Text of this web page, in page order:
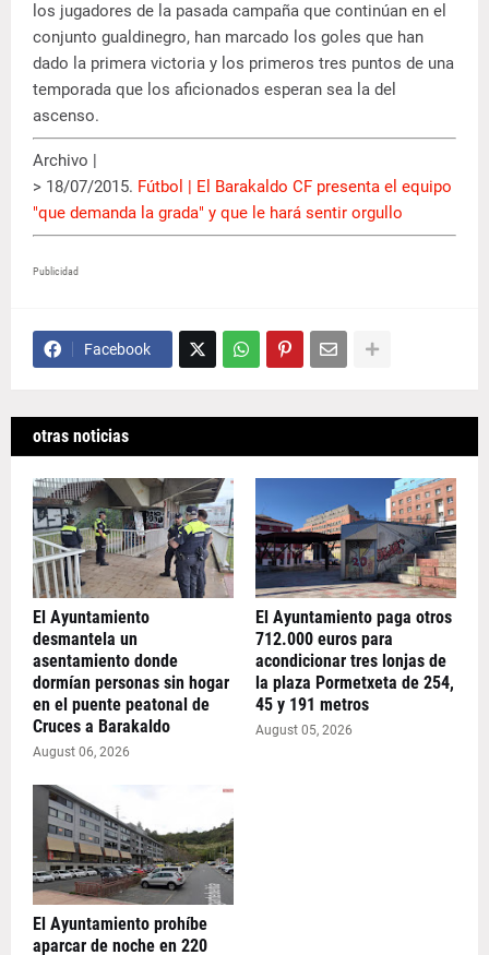
los jugadores de la pasada campaña que continúan en el
conjunto gualdinegro, han marcado los goles que han
dado la primera victoria y los primeros tres puntos de una
temporada que los aficionados esperan sea la del
ascenso.
Archivo |
> 18/07/2015. Fútbol | El Barakaldo CF presenta el equipo
"que demanda la grada" y que le hará sentir orgullo
Publicidad
Facebook
otras noticias
El Ayuntamiento
desmantela un
asentamiento donde
dormían personas sin hogar
en el puente peatonal de
Cruces a Barakaldo
August 06, 2026
El Ayuntamiento paga otros
712.000 euros para
acondicionar tres lonjas de
la plaza Pormetxeta de 254,
45 y 191 metros
August 05, 2026
El Ayuntamiento prohíbe
aparcar de noche en 220